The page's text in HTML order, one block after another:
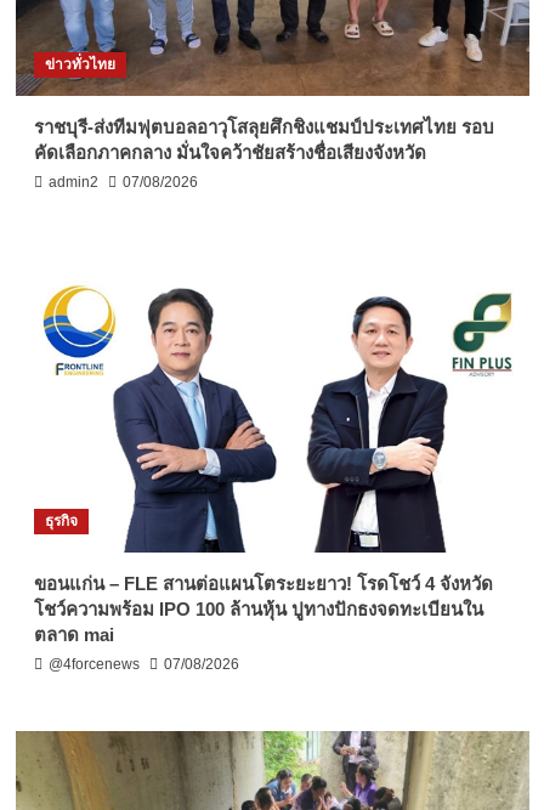
ข่าวทั่วไทย
ราชบุรี-ส่งทีมฟุตบอลอาวุโสลุยศึกชิงแชมป์ประเทศไทย รอบ
คัดเลือกภาคกลาง มั่นใจคว้าชัยสร้างชื่อเสียงจังหวัด
admin2 07/08/2026
ธุรกิจ
ขอนแก่น – FLE สานต่อแผนโตระยะยาว! โรดโชว์ 4 จังหวัด
โชว์ความพร้อม IPO 100 ล้านหุ้น ปูทางปักธงจดทะเบียนใน
ตลาด mai
@4forcenews 07/08/2026